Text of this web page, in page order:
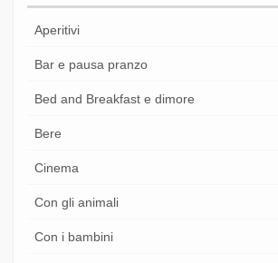
Aperitivi
Bar e pausa pranzo
Bed and Breakfast e dimore
Bere
Cinema
Con gli animali
Con i bambini